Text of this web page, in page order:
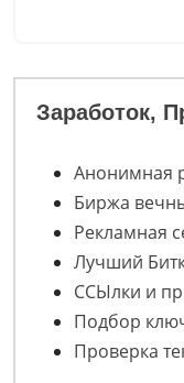
Заработок,
Анонимная
Биржа
Рекламная
Лучший
ССЫлки и
Подбор
Проверка